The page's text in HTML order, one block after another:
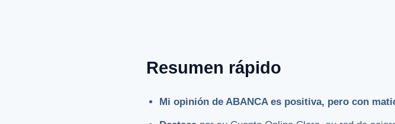
Resumen rápido
Mi opinión de ABANCA es positiva, pero con